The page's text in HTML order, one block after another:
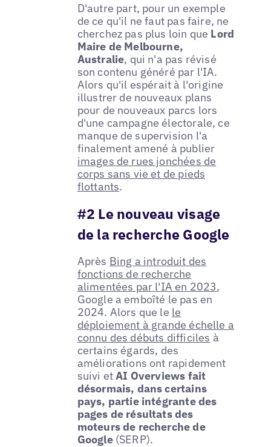
D'autre part, pour un exemple
de ce qu'il ne faut pas faire, ne
cherchez pas plus loin que Lord
Maire de Melbourne,
Australie, qui n'a pas révisé
son contenu généré par l'IA.
Alors qu'il espérait à l'origine
illustrer de nouveaux plans
pour de nouveaux parcs lors
d'une campagne électorale, ce
manque de supervision l'a
finalement amené à publier
images de rues jonchées de
corps sans vie et de pieds
flottants.
#2 Le nouveau visage
de la recherche Google
Après Bing a introduit des
fonctions de recherche
alimentées par l'IA en 2023,
Google a emboîté le pas en
2024. Alors que le le
déploiement à grande échelle a
connu des débuts difficiles à
certains égards, des
améliorations ont rapidement
suivi etAI Overviews fait
désormais, dans certains
pays, partie intégrante des
pages de résultats des
moteurs de recherche de
Google(SERP).